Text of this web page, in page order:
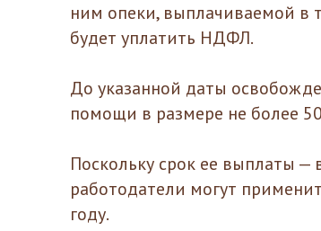
ним опеки, выплачиваемой в
будет уплатить НДФЛ.
До указанной даты
помощи в размере не более
Поскольку срок ее выплаты —
работодатели могут
году.